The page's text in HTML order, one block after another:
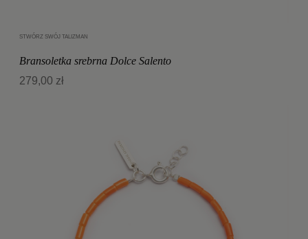
STWÓRZ SWÓJ TALIZMAN
Bransoletka srebrna Dolce Salento
279,00 zł